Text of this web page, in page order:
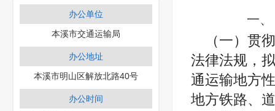
办公单位
本溪市交通运输局
办公地址
本溪市明山区解放北路40号
办公时间
一、
（一）贯
法律法规，
通运输地方
地方铁路、